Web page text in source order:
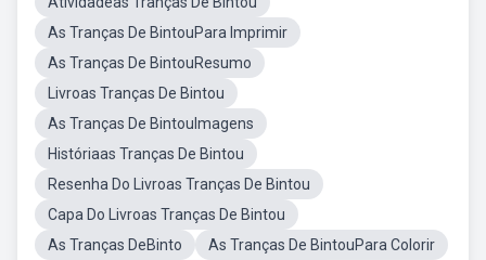
As Tranças De BintouPara Imprimir
As Tranças De BintouResumo
Livroas Tranças De Bintou
As Tranças De BintouImagens
Históriaas Tranças De Bintou
Resenha Do Livroas Tranças De Bintou
Capa Do Livroas Tranças De Bintou
As Tranças DeBinto
As Tranças De BintouPara Colorir